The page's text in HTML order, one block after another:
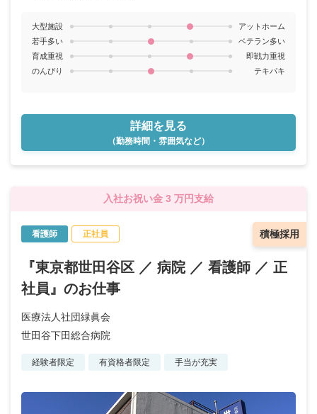
大型施設
アットホーム
若手多い
ベテラン多い
育成重視
即戦力重視
のんびり
テキパキ
詳細を見る
（勤務時間・雰囲気など）
入社お祝い金 3 万円支給
積極採用
看護師 正社員
『東京都世田谷区 ／ 病院 ／ 看護師 ／ 正
社員』のお仕事
医療法人社団緑眞会
世田谷下田総合病院
経験者限定 有資格者限定 手当が充実